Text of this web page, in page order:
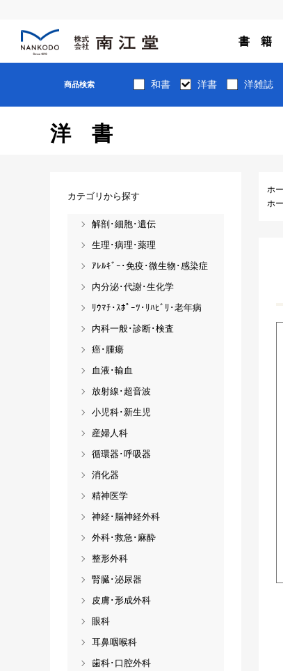
書 籍
商品検索 和書 洋書 洋雑誌
洋書
ホ
ホ
カテゴリから探す
解剖･細胞･遺伝
生理･病理･薬理
ｱﾚﾙｷﾞｰ･免疫･微生物･感染症
内分泌･代謝･生化学
ﾘｳﾏﾁ･ｽﾎﾟｰﾂ･ﾘﾊﾋﾞﾘ･老年病
内科一般･診断･検査
癌･腫瘍
血液･輸血
放射線･超音波
小児科･新生児
産婦人科
循環器･呼吸器
消化器
精神医学
神経･脳神経外科
外科･救急･麻酔
整形外科
腎臓･泌尿器
皮膚･形成外科
眼科
耳鼻咽喉科
歯科･口腔外科